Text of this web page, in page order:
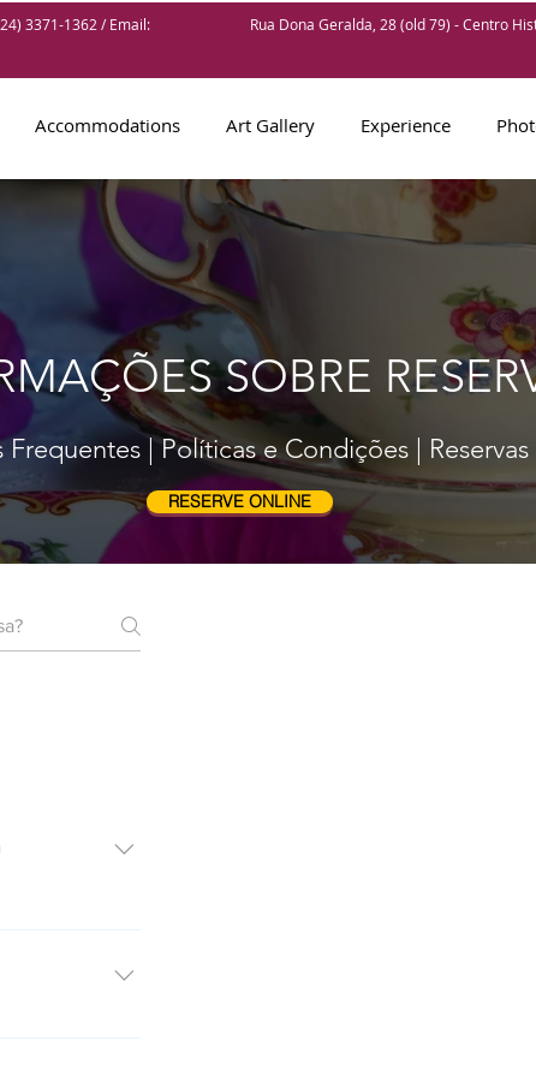
3371-1362 / Email:
Rua Dona Geralda, 28 (old 79) - Centro
Accommodations Art Gallery Experience
SOBRE
Frequentes | Políticas e Condições |
RESERVE ONLINE
aqui